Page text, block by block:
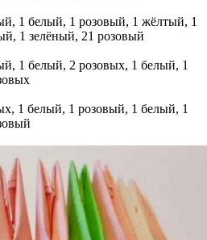
1 белый, 1 розовый, 1 жёлтый, 1
1 зелёный, 21 розовый
1 белый, 2 розовых, 1 белый, 1
1 белый, 1 розовый, 1 белый, 1